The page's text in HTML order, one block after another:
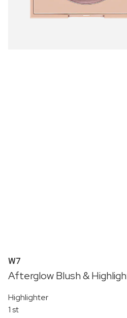
W7
Afterglow Blush &
Highlighter
1 st